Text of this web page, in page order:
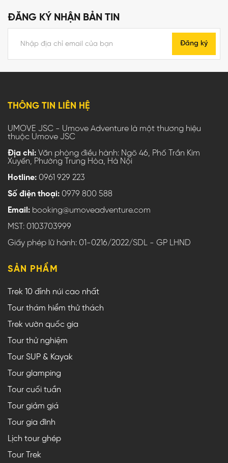
ĐĂNG KÝ NHẬN BẢN TIN
Đăng ký
THÔNG TIN LIÊN HỆ
UMOVE JSC - Umove Adventure là một thương hiệu
thuộc Umove JSC
Địa chỉ: Văn phòng điều hành: Ngõ 46, Phố Trần Kim
Xuyến, Phường Trung Hòa, Hà Nội
Hotline: 0961 929 223
Số điện thoại: 0979 800 588
Email: booking@umoveadventure.com
MST: 0103703999
Giấy phép lữ hành: 01-0216/2022/SDL - GP LHND
SẢN PHẨM
Trek 10 đỉnh núi cao nhất
Tour thám hiểm thử thách
Trek vườn quốc gia
Tour thử nghiệm
Tour SUP & Kayak
Tour glamping
Tour cuối tuần
Tour giảm giá
Tour gia đình
Lịch tour ghép
Tour Trek